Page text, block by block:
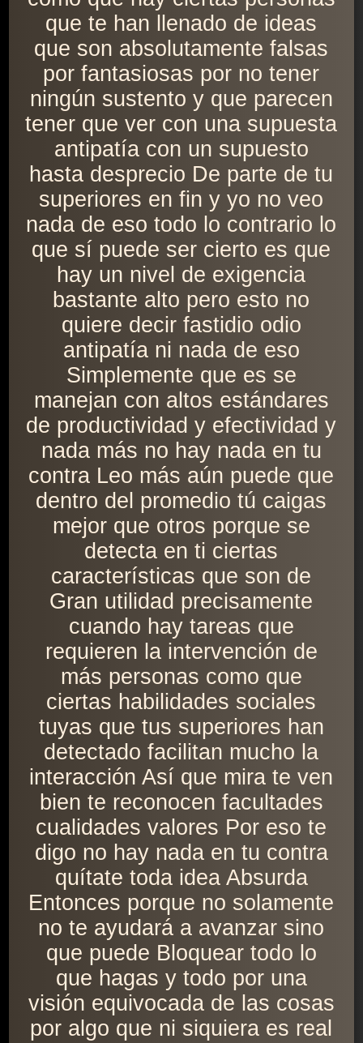
que te han llenado de ideas
que son absolutamente falsas
por fantasiosas por no tener
ningún sustento y que parecen
tener que ver con una supuesta
antipatía con un supuesto
hasta desprecio De parte de tu
superiores en fin y yo no veo
nada de eso todo lo contrario lo
que sí puede ser cierto es que
hay un nivel de exigencia
bastante alto pero esto no
quiere decir fastidio odio
antipatía ni nada de eso
Simplemente que es se
manejan con altos estándares
de productividad y efectividad y
nada más no hay nada en tu
contra Leo más aún puede que
dentro del promedio tú caigas
mejor que otros porque se
detecta en ti ciertas
características que son de
Gran utilidad precisamente
cuando hay tareas que
requieren la intervención de
más personas como que
ciertas habilidades sociales
tuyas que tus superiores han
detectado facilitan mucho la
interacción Así que mira te ven
bien te reconocen facultades
cualidades valores Por eso te
digo no hay nada en tu contra
quítate toda idea Absurda
Entonces porque no solamente
no te ayudará a avanzar sino
que puede Bloquear todo lo
que hagas y todo por una
visión equivocada de las cosas
por algo que ni siquiera es real